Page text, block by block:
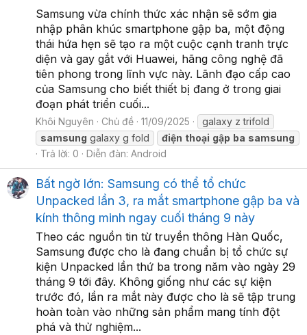
Samsung vừa chính thức xác nhận sẽ sớm gia
nhập phân khúc smartphone gập ba, một động
thái hứa hẹn sẽ tạo ra một cuộc cạnh tranh trực
diện và gay gắt với Huawei, hãng công nghệ đã
tiên phong trong lĩnh vực này. Lãnh đạo cấp cao
của Samsung cho biết thiết bị đang ở trong giai
đoạn phát triển cuối...
Khôi Nguyên Chủ đề 11/09/2025
galaxy z trifold
samsung galaxy g fold điện thoại gập ba samsung
Trả lời: 0
Diễn đàn: Android
Bất ngờ lớn: Samsung có thể tổ chức
Unpacked lần 3, ra mắt smartphone gập ba và
kính thông minh ngay cuối tháng 9 này
Theo các nguồn tin từ truyền thông Hàn Quốc,
Samsung được cho là đang chuẩn bị tổ chức sự
kiện Unpacked lần thứ ba trong năm vào ngày 29
tháng 9 tới đây. Không giống như các sự kiện
trước đó, lần ra mắt này được cho là sẽ tập trung
hoàn toàn vào những sản phẩm mang tính đột
phá và thử nghiệm...